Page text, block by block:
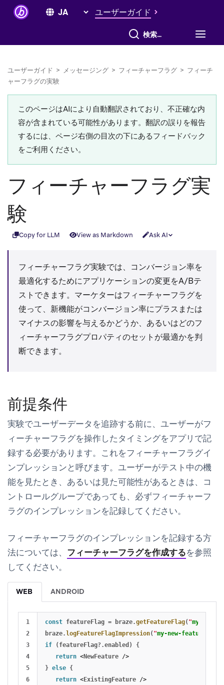
ユーザーガイド
すべて検索
ユーザーガイド > メッセージング > フィーチャーフラグ > フィーチ
ャーフラグの実験
このページはAIにより自動翻訳されており、不正確な内
容が含まれている可能性があります。翻訳の誤りを報告
するには、ページ右側の目次の下にあるフィードバック
をご利用ください。
フィーチャーフラグ実
験
Copy for LLM View as Markdown Ask AI
フィーチャーフラグ実験では、コンバージョン率を
最適化するためにアプリケーションの変更をA/Bテ
ストできます。マーケターはフィーチャーフラグを
使って、新機能がコンバージョン率にプラスまたは
マイナスの影響を与えるかどうか、あるいはどのフ
ィーチャーフラグプロパティのセットが最適かを判
断できます。
前提条件
実験でユーザーデータを追跡する前に、ユーザーがフ
ィーチャーフラグを操作したタイミングをアプリで記
録する必要があります。これをフィーチャーフラグイ
ンプレッションと呼びます。ユーザーがテスト中の機
能を見たとき、あるいは見た可能性があるときは、コ
ントロールグループであっても、必ずフィーチャーフ
ラグのインプレッションを記録してください。
フィーチャーフラグのインプレッションを記録する方
法については、 フィーチャーフラグを作成するを参照
してください。
WEB ANDROID
1
2
3
4
5
6
const featureFlag = braze.getFeatureFlag( "my-new-
braze. logFeatureFlagImpression( "my-new-feature
if
( featureFlag?.enabled )
{
return <NewFeature />
} else {
return <ExistingFeature />